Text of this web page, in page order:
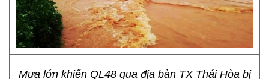
Mưa lớn khiến QL48 qua địa bàn TX Thái Hòa bị